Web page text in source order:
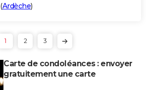
(Ardèche)
1 2 3
Carte de condoléances : envoyer
gratuitement une carte